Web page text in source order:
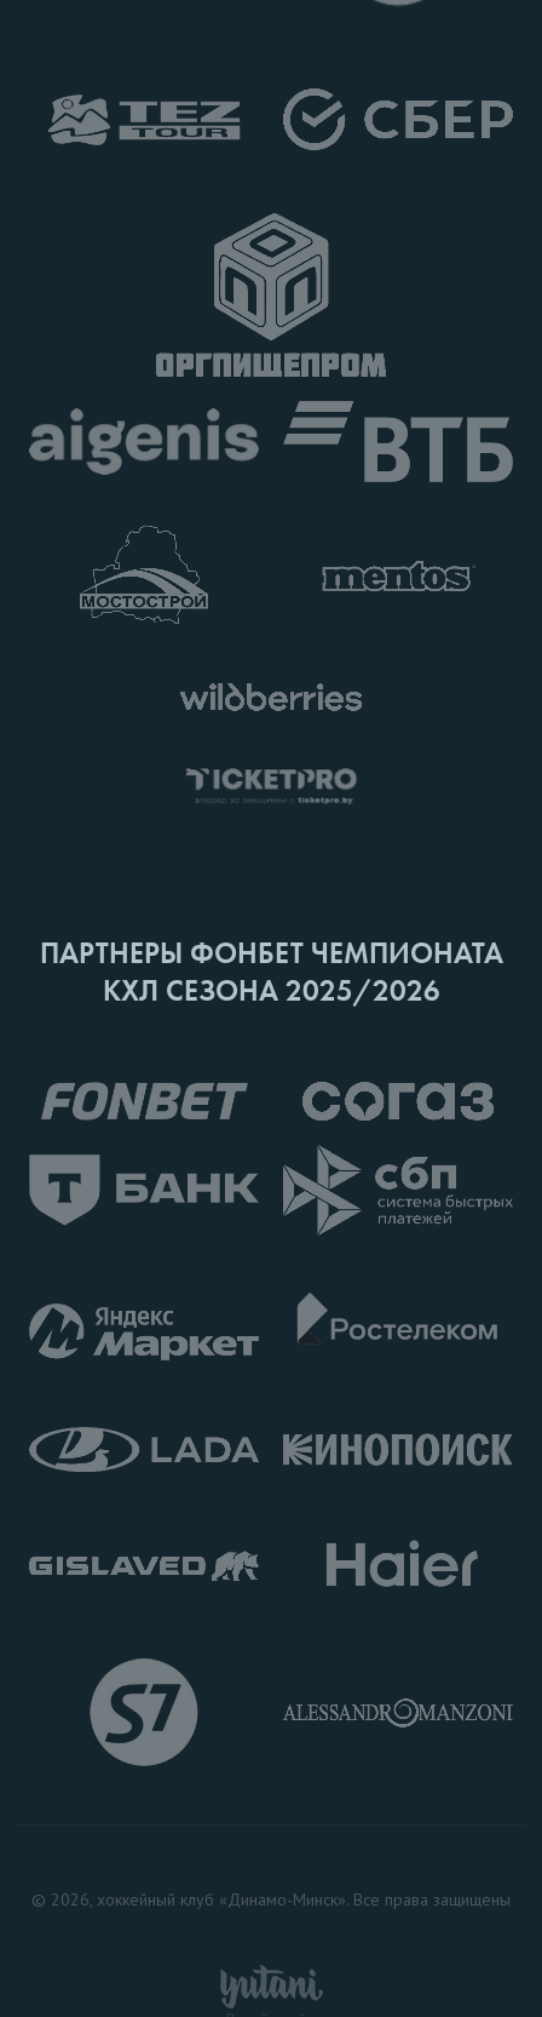
ПАРТНЕРЫ ФОНБЕТ ЧЕМПИОНАТА
КХЛ СЕЗОНА 2025/2026
© 2026, хоккейный клуб «Динамо-Минск». Все права защищены